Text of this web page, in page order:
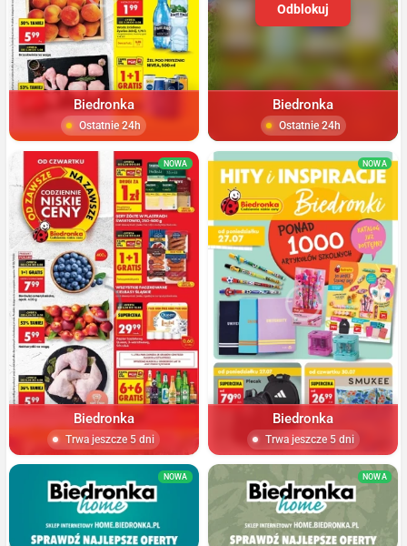
Biedronka
Ostatnie 24h
Odblokuj
Biedronka
Ostatnie 24h
NOWA
Biedronka
Trwa jeszcze 5 dni
NOWA
Biedronka
Trwa jeszcze 5 dni
NOWA NOWA